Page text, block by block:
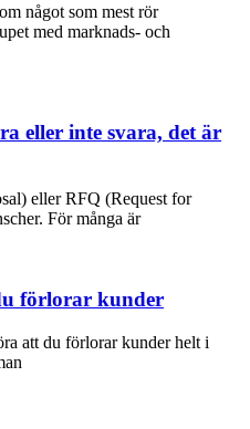
något som mest rör
med marknads- och
eller inte svara, det är
eller RFQ (Request for
För många är
förlorar kunder
att du förlorar kunder helt i